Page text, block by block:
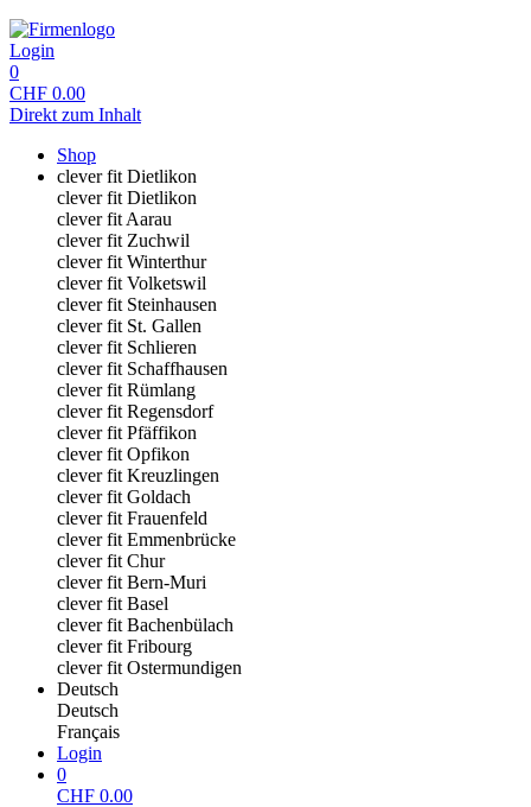
Login
0
CHF 0.00
Direkt zum Inhalt
Shop
clever fit Dietlikon
clever fit Dietlikon
clever fit Aarau
clever fit Zuchwil
clever fit Winterthur
clever fit Volketswil
clever fit Steinhausen
clever fit St. Gallen
clever fit Schlieren
clever fit Schaffhausen
clever fit Rümlang
clever fit Regensdorf
clever fit Pfäffikon
clever fit Opfikon
clever fit Kreuzlingen
clever fit Goldach
clever fit Frauenfeld
clever fit Emmenbrücke
clever fit Chur
clever fit Bern-Muri
clever fit Basel
clever fit Bachenbülach
clever fit Fribourg
clever fit Ostermundigen
Deutsch
Deutsch
Français
Login
0
CHF 0.00